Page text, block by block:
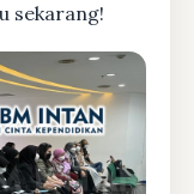
sekarang!